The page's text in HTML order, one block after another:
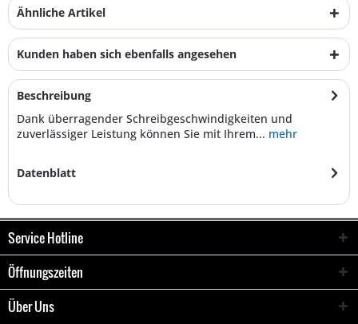
Ähnliche Artikel
Kunden haben sich ebenfalls angesehen
Beschreibung
Dank überragender Schreibgeschwindigkeiten und
zuverlässiger Leistung können Sie mit Ihrem... mehr
Datenblatt
Service Hotline
Öffnungszeiten
Über Uns